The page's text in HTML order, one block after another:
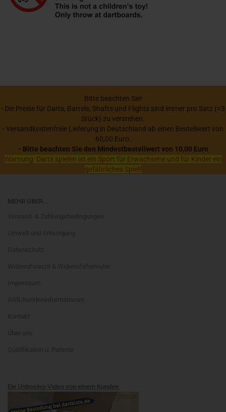
Bitte beachten Sie!
- Die Preise für Darts, Barrels, Shafts und Flights sind immer pro Satz (=3
Stück) zu verstehen.
- Versandkostenfreie Lieferung in Deutschland ab einen Bestellwert von
60,00 Euro.
- Bitte beachten Sie den Mindestbestellwert von 10,00 Euro
Warnung: Darts spielen ist ein Sport für Erwachsene und für Kinder ein
gefährliches Spiel!